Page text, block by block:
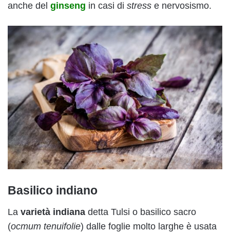
anche del ginseng in casi di stress e nervosismo.
Basilico indiano
La varietà indiana detta Tulsi o basilico sacro
(ocmum tenuifolie) dalle foglie molto larghe è usata